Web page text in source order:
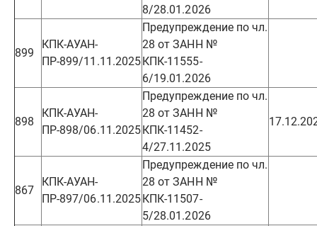
8/28.01.2026
899
КПК-АУАН-
ПР-899/11.11.2025
Предупреждение по чл.
28 от ЗАНН №
КПК-11555-
6/19.01.2026
898
КПК-АУАН-
ПР-898/06.11.2025
Предупреждение по чл.
28 от ЗАНН №
КПК-11452-
4/27.11.2025
867
КПК-АУАН-
ПР-897/06.11.2025
Предупреждение по чл.
28 от ЗАНН №
КПК-11507-
5/28.01.2026